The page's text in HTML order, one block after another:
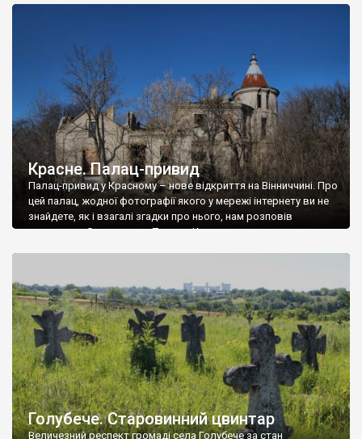
Красне. Палац-привид
Палац-привид у Красному – нове відкриття на Вінниччині. Про
цей палац, жодної фотографії якого у мережі інтернету ви не
знайдете, як і взагалі згадки про нього, нам розповів
мешканець Самгородка. Палац у Красному вразив не лише
Голубече. Старовинний цвинтар
Величезний респект громаді села Голубече за стан